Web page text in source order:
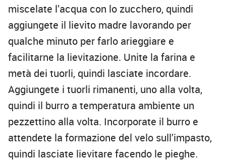
miscelate l’acqua con lo zucchero, quindi
aggiungete il lievito madre lavorando per
qualche minuto per farlo arieggiare e
facilitarne la lievitazione. Unite la farina e
metà dei tuorli, quindi lasciate incordare.
Aggiungete i tuorli rimanenti, uno alla volta,
quindi il burro a temperatura ambiente un
pezzettino alla volta. Incorporate il burro e
attendete la formazione del velo sull’impasto,
quindi lasciate lievitare facendo le pieghe.